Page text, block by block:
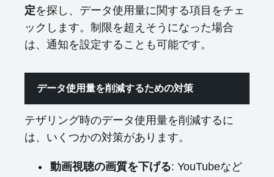
定を探し、データ使用量に関する項目をチェ
ックします。制限を超えそうになった場合
は、通知を設定することも可能です。
データ使用量を削減するための対策
テザリング時のデータ使用量を削減するに
は、いくつかの対策があります。
動画視聴の画質を下げる: YouTubeなど